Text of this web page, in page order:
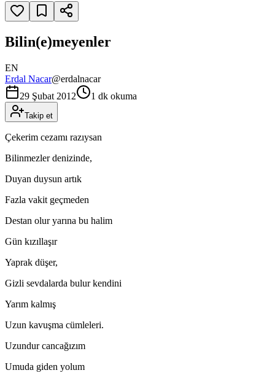
Bilin(e)meyenler
EN
Erdal Nacar@erdalnacar
29 Şubat 2012
1 dk okuma
Takip et
Çekerim cezamı razıysan
Bilinmezler denizinde,
Duyan duysun artık
Fazla vakit geçmeden
Destan olur yarına bu halim
Gün kızıllaşır
Yaprak düşer,
Gizli sevdalarda bulur kendini
Yarım kalmış
Uzun kavuşma cümleleri.
Uzundur cancağızım
Umuda giden yolum